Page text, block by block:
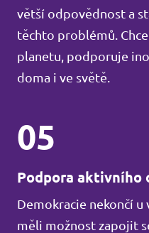
větší odpovědnost a
těchto problémů.
planetu, podporuje
doma i ve světě.
05
Podpora aktivního
Demokracie nekončí u
měli možnost zapojit